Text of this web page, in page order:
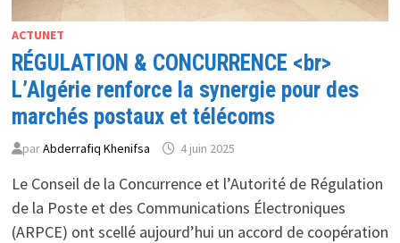
ACTUNET
RÉGULATION & CONCURRENCE <br>
L’Algérie renforce la synergie pour des
marchés postaux et télécoms
parAbderrafiq Khenifsa 4 juin 2025
Le Conseil de la Concurrence et l’Autorité de Régulation
de la Poste et des Communications Électroniques
(ARPCE) ont scellé aujourd’hui un accord de coopération